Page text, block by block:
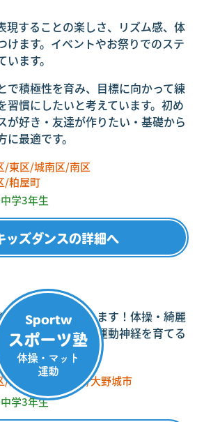
現することの楽しさ、リズム感、体
けます。イベントやお祭りでのステ
ます。
で積極性を育み、目標に向かって練
習慣にしたいと考えています。初め
が好き・友達が作りたい・基礎から
最適です。
/東区/城南区/南区
/粕屋町
学3年生
ッズダンスの詳細へ
Sportw
スポーツ塾
体操・マット
運動
元気な身体を作ります！体操・綺麗
ムトレーニングで運動神経を育てる
/東区/糟屋郡大川/大野城市
学3年生